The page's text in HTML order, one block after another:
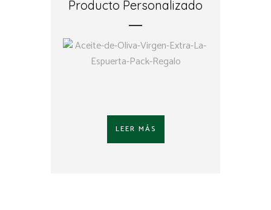
Producto Personalizado
LEER MÁS